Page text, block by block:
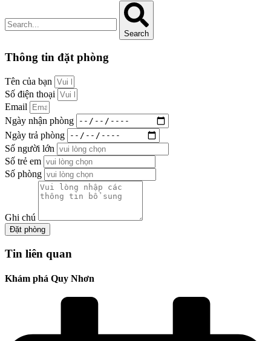
Search
Thông tin đặt phòng
Tên của bạn
Số điện thoại
Email
Ngày nhận phòng
Ngày trả phòng
Số người lớn
Số trẻ em
Số phòng
Ghi chú
Đặt phòng
Tin liên quan
Khám phá Quy Nhơn